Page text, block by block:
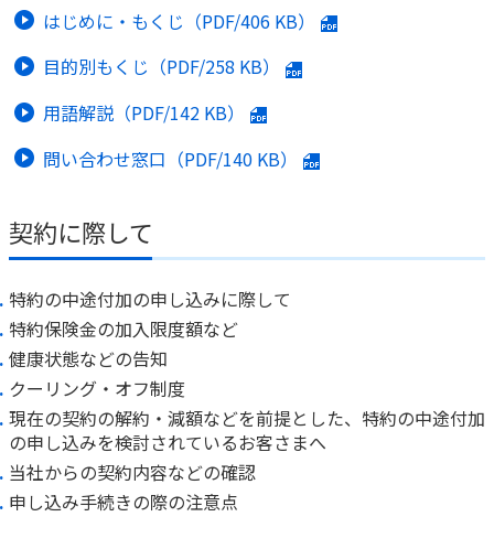
ログイン
ご契約内容の確認
各種サービス・お知らせ
かんぽプラチナライフサービス
ご契約のしおり・約款（Web約款）
保険用語集
お問い合わせ
保険の探し方のポイント
これからのライフイベントでかかる費用とは？
ご契約手続きの流れ
保険料のお払込方法
保険用語集
お問い合わせ
子育て
かんぽアプリ～かんぽの健康と安心を手のひらに～
すこやか健康ラボ
財務情報
日本郵政グループとしての取り組み
採用情報
CM・オウンドメディア／ソーシャルメディア
かんぽブランド
かんぽ生命のサステナビリティ
English
はじめに・もくじ（PDF/406 KB）
目的別もくじ（PDF/258 KB）
用語解説（PDF/142 KB）
問い合わせ窓口（PDF/140 KB）
契約に際して
特約の中途付加の申し込みに際して
特約保険金の加入限度額など
健康状態などの告知
クーリング・オフ制度
現在の契約の解約・減額などを前提とした、特約の中途付加
の申し込みを検討されているお客さまへ
当社からの契約内容などの確認
申し込み手続きの際の注意点